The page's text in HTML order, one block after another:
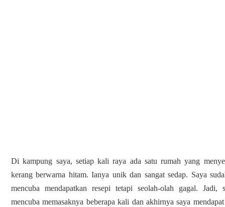
Di kampung saya, setiap kali raya ada satu rumah yang
kerang berwarna hitam. Ianya unik dan sangat sedap. Saya
mencuba mendapatkan resepi tetapi seolah-olah gagal. Jadi,
mencuba memasaknya beberapa kali dan akhirnya saya